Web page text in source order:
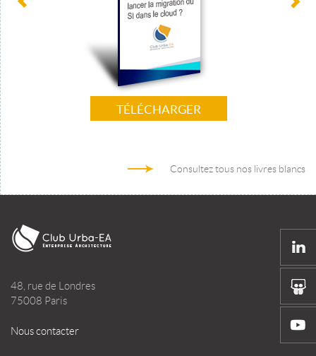
TÉLÉCHARGER
Consultez tous nos livres blancs
48, rue de Londres
75008 Paris
Nous contacter